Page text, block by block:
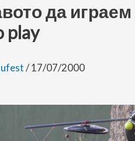
да
play
/17/07/2000